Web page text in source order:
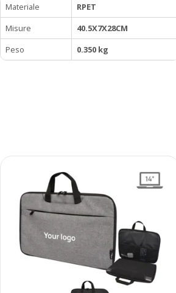
Materiale
RPET
Misure
40.5X7X28CM
Peso
0.350 kg